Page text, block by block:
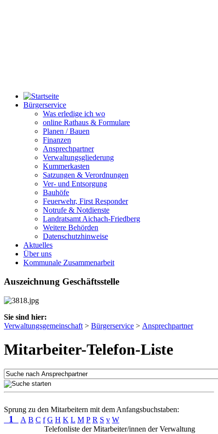
Bürgerservice
Was erledige ich wo
online Rathaus & Formulare
Planen / Bauen
Finanzen
Ansprechpartner
Verwaltungsgliederung
Kummerkasten
Satzungen & Verordnungen
Ver- und Entsorgung
Bauhöfe
Feuerwehr, First Responder
Notrufe & Notdienste
Landratsamt Aichach-Friedberg
Weitere Behörden
Datenschutzhinweise
Aktuelles
Über uns
Kommunale Zusammenarbeit
Auszeichnung Geschäftsstelle
Sie sind hier:
Verwaltungsgemeinschaft > Bürgerservice > Ansprechpartner
Mitarbeiter-Telefon-Liste
Sprung zu den Mitarbeitern mit dem Anfangsbuchstaben:
1 A B C f G H K L M P R S v W
Telefonliste der Mitarbeiter/innen der Verwaltung